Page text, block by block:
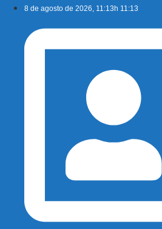
conteúdo
8 de agosto de 2026, 11:13h 11:13